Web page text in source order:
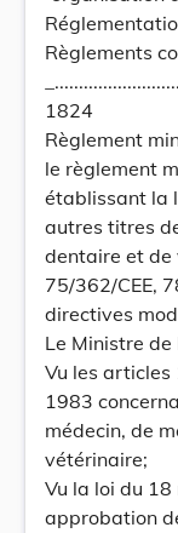
Règlements
1824
Règlement
le règlement
établissant la
autres titres
dentaire et de
75/362/CEE,
directives
Le Ministre de
Vu les
1983
médecin, de
vétérinaire;
Vu la loi du
approbation